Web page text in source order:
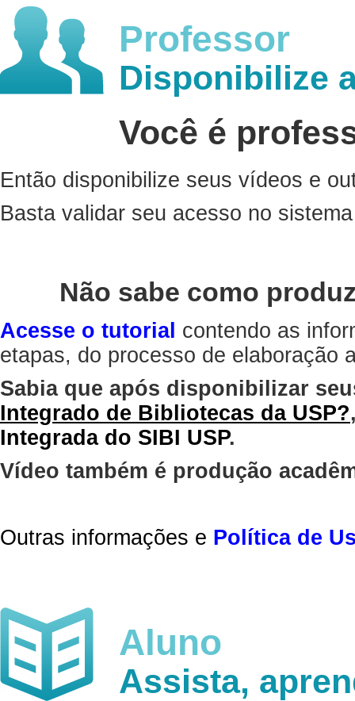
Professor
Disponibilize
Você é
Então disponibilize seus vídeos e
Basta validar seu acesso no
Não sabe como
Acesse o tutorial contendo as
etapas, do processo de elaboração
Sabia que após disponibilizar
Integrado de Bibliotecas da USP?
Integrada do SIBI USP.
Vídeo também é produção
Outras informações e Política de
Aluno
Assista,